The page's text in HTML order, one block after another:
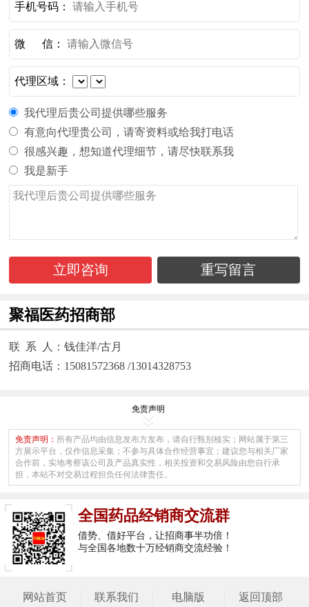
手机号码：
微 信：
代理区域：
我代理后贵公司提供哪些服务
有意向代理贵公司，请寄资料或给我打电话
很感兴趣，想知道代理细节，请尽快联系我
我是新手
立即咨询 重写留言
聚福医药招商部
联 系 人：钱佳洋/古月
招商电话：15081572368 /13014328753
免责声明
免责声明： 所有产品均由信息发布方发布，请自行甄别核实；网站属于第三
方展示平台，仅作信息采集；不参与具体合作经营事宜；建议您与相关厂家
合作前，实地考察该公司及产品真实性，相关投资和交易风险由您自行承
担，本站不对交易过程担负任何法律责任。
全国药品经销商交流群
借势、借好平台，让招商事半功倍！
与全国各地数十万经销商交流经验！
网站首页 联系我们 电脑版 返回顶部